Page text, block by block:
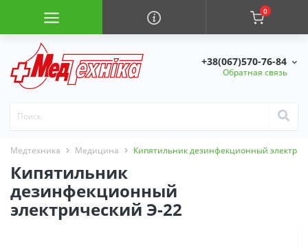
0
+38(067)570-76-84
Обратная связь
Медтехника Медицина Кипятильник дезинфекционный
Кипятильник
дезинфекционный
электрический Э-22